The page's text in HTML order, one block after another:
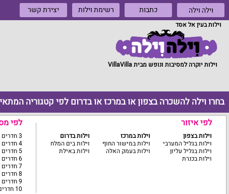
וילה וילה כתבות רשימת וילות יצירת קשר
וילות בעין אל אסד
וילות יוקרה למסיבות ונופש מבית VillaVilla
בחרו וילה להשכרה בצפון או במרכז או בדרום לפי קטגוריה
לפי איזור
וילות בצפון
וילות בגליל המערבי
וילות בגליל עליון
וילות בכנרת
וילות במרכז
וילות במישור החוף
וילות בעמק האלה
וילות בדרום
וילות בים המלח
וילות באילת
לפי
3 חדרים ומטה
4 חדרים
5 חדרים
6 חדרים
7 חדרים
8 חדרים
9 חדרים
10 חדרים ומעלה